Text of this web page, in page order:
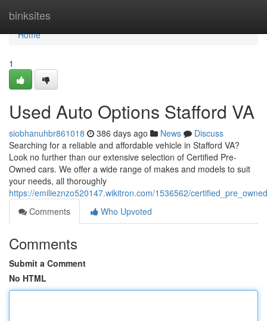
binksites
Home
Home
1
Used Auto Options Stafford VA
siobhanuhbr861018 386 days ago News
Discuss
Searching for a reliable and affordable vehicle in Stafford VA?
Look no further than our extensive selection of Certified Pre-
Owned cars. We offer a wide range of makes and models to suit
your needs, all thoroughly
https://emilieznzo520147.wikitron.com/1536562/
Comments
Who Upvoted
Comments
Submit a Comment
No HTML